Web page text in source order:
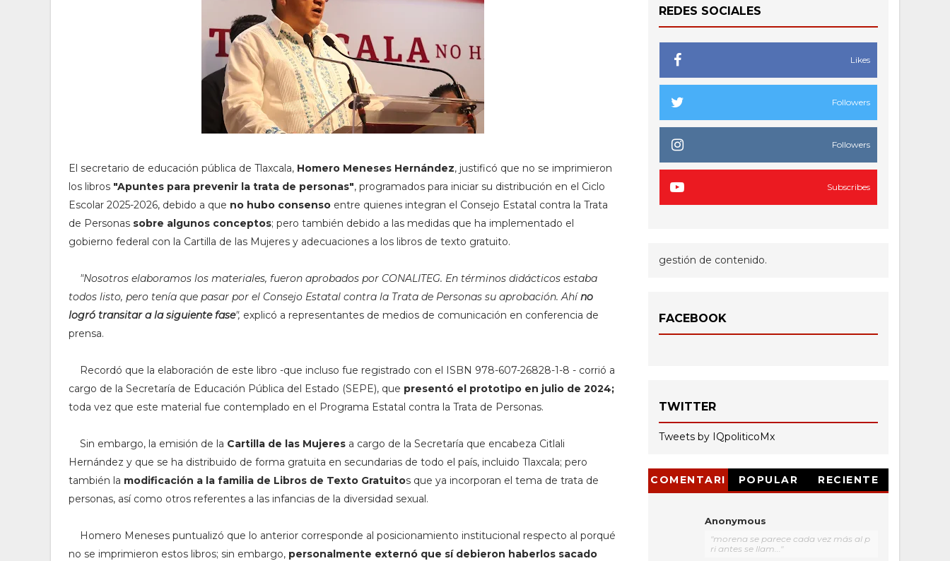
El secretario de educación pública de Tlaxcala, Homero Meneses Hernández, justificó que no se imprimieron
los libros "Apuntes para prevenir la trata de personas", programados para iniciar su distribución en el Ciclo
Escolar 2025-2026, debido a que no hubo consenso entre quienes integran el Consejo Estatal contra la Trata
de Personas sobre algunos conceptos; pero también debido a las medidas que ha implementado el
gobierno federal con la Cartilla de las Mujeres y adecuaciones a los libros de texto gratuito.
"Nosotros elaboramos los materiales, fueron aprobados por CONALITEG. En términos didácticos estaba
todos listo, pero tenía que pasar por el Consejo Estatal contra la Trata de Personas su aprobación. Ahíno
logró transitar a la siguiente fase", explicó a representantes de medios de comunicación en conferencia de
prensa.
Recordó que la elaboración de este libro -que incluso fue registrado con el ISBN 978-607-26828-1-8 - corrió a
cargo de la Secretaría de Educación Pública del Estado (SEPE), que presentó el prototipo en julio de 2024;
toda vez que este material fue contemplado en el Programa Estatal contra la Trata de Personas.
Sin embargo, la emisión de la Cartilla de las Mujeres a cargo de la Secretaría que encabeza Citlali
Hernández y que se ha distribuido de forma gratuita en secundarias de todo el país, incluido Tlaxcala; pero
también la modificación a la familia de Libros de Texto Gratuitos que ya incorporan el tema de trata de
personas, así como otros referentes a las infancias de la diversidad sexual.
Homero Meneses puntualizó que lo anterior corresponde al posicionamiento institucional respecto al porqué
no se imprimieron estos libros; sin embargo, personalmente externó que sí debieron haberlos sacado
REDES SOCIALES
Likes
Followers
Followers
Subscribes
gestión de contenido.
FACEBOOK
TWITTER
Tweets by IQpoliticoMx
COMENTARI
POPULAR RECIENTE
Anonymous
"morena se parece cada vez más al p
ri antes se llam..."